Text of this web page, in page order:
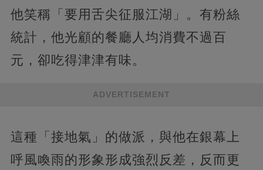
他笑稱「要用舌尖征服江湖」。有粉絲
統計，他光顧的餐廳人均消費不過百
元，卻吃得津津有味。
ADVERTISEMENT
這種「接地氣」的做派，與他在銀幕上
呼風喚雨的形象形成強烈反差，反而更